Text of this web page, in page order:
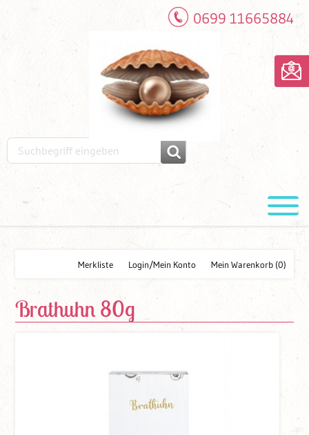
0699 11665884
Mein Warenkorb (0)
Login/Mein Konto
Merkliste
Brathuhn 80g